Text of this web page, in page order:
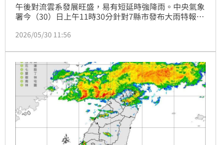
午後對流雲系發展旺盛，易有短延時強降雨。中央氣象
署今（30）日上午11時30分針對7縣市發布大雨特報，
陣風，山區請慎防坍方及落石，低窪地區請慎防積水。
2026/05/30 11:56